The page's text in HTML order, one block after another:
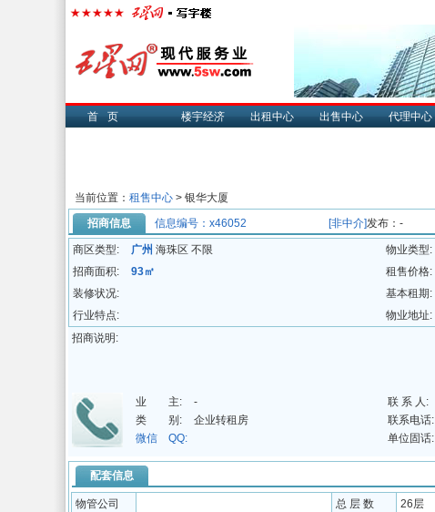
首页 楼宇经济 出租中心 出售中心 代理中心
当前位置： 租售中心 > 银华大厦
招商信息
信息编号：x46052 [非中介]发布：-
商区类型: 广州 海珠区 不限 物业类型:
招商面积:
93㎡ 租售价格:
装修状况:
基本租期:
行业特点:
物业地址:
招商说明:
业 主: - 联 系 人:
类 别:
企业转租房 联系电话:
微信 QQ:
单位固话:
配套信息
物管公司 总 层 数 26层